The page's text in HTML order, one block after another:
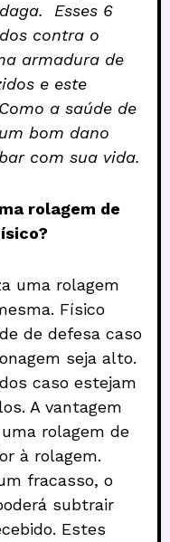
Esses 6
contra o
armadura de
e este
a saúde de
bom dano
com sua vida.
rolagem de
uma rolagem
Físico
de defesa caso
seja alto.
caso estejam
A vantagem
rolagem de
à rolagem.
fracasso, o
subtrair
Estes